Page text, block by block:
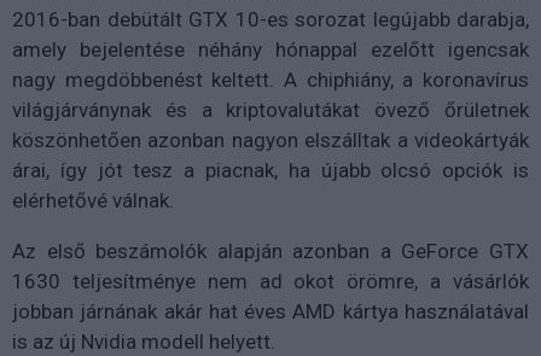
2016-ban debütált GTX 10-es sorozat legújabb darabja,
amely bejelentése néhány hónappal ezelőtt igencsak
nagy megdöbbenést keltett. A chiphiány, a koronavírus
világjárványnak és a kriptovalutákat övező őrületnek
köszönhetően azonban nagyon elszálltak a videokártyák
árai, így jót tesz a piacnak, ha újabb olcsó opciók is
elérhetővé válnak.
Az első beszámolók alapján azonban a GeForce GTX
1630 teljesítménye nem ad okot örömre, a vásárlók
jobban járnának akár hat éves AMD kártya használatával
is az új Nvidia modell helyett.